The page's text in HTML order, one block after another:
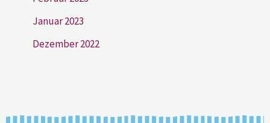
Januar 2023
Dezember 2022